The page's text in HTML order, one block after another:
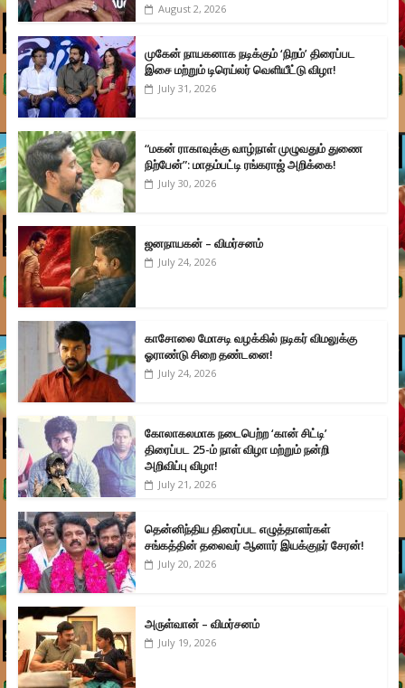
August 2, 2026
முகேன் நாயகனாக நடிக்கும் ‘நிறம்’ திரைப்பட
இசை மற்றும் டிரெய்லர் வெளியீட்டு விழா!
July 31, 2026
“மகன் ராகாவுக்கு வாழ்நாள் முழுவதும் துணை
நிற்பேன்”: மாதம்பட்டி ரங்கராஜ் அறிக்கை!
July 30, 2026
ஜனநாயகன் – விமர்சனம்
July 24, 2026
காசோலை மோசடி வழக்கில் நடிகர் விமலுக்கு
ஓராண்டு சிறை தண்டனை!
July 24, 2026
கோலாகலமாக நடைபெற்ற ‘கான் சிட்டி’
திரைப்பட 25-ம் நாள் விழா மற்றும் நன்றி
அறிவிப்பு விழா!
July 21, 2026
தென்னிந்திய திரைப்பட எழுத்தாளர்கள்
சங்கத்தின் தலைவர் ஆனார் இயக்குநர் சேரன்!
July 20, 2026
அருள்வான் – விமர்சனம்
July 19, 2026